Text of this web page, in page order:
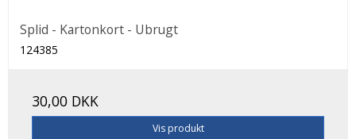
Splid - Kartonkort - Ubrugt
124385
30,00 DKK
Vis produkt